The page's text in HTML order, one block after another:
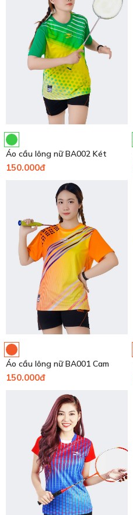
Áo cầu lông nữ BA002 Két
150.000đ
Áo cầu lông nữ BA001 Cam
150.000đ